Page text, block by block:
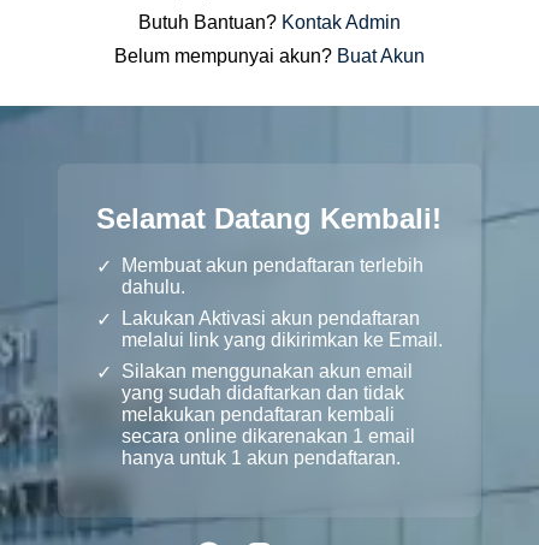
Selamat Datang Kembali!
Membuat akun pendaftaran terlebih
dahulu.
Lakukan Aktivasi akun pendaftaran
melalui link yang dikirimkan ke Email.
Silakan menggunakan akun email
yang sudah didaftarkan dan tidak
melakukan pendaftaran kembali
secara online dikarenakan 1 email
hanya untuk 1 akun pendaftaran.
Butuh Bantuan? Kontak Admin
Belum mempunyai akun? Buat Akun